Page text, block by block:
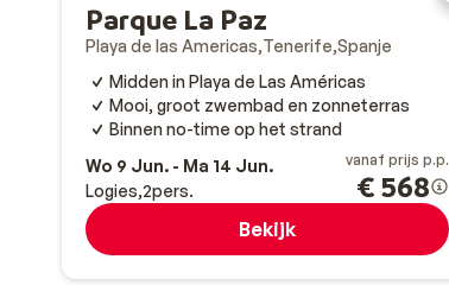
Parque La Paz
Playa de las Americas Tenerife Spanje
Midden in Playa de Las Américas
Mooi, groot zwembad en zonneterras
Binnen no-time op het strand
Wo 9 Jun. - Ma 14 Jun.
Logies 2pers.
vanaf prijs p.p.
€ 568
Bekijk